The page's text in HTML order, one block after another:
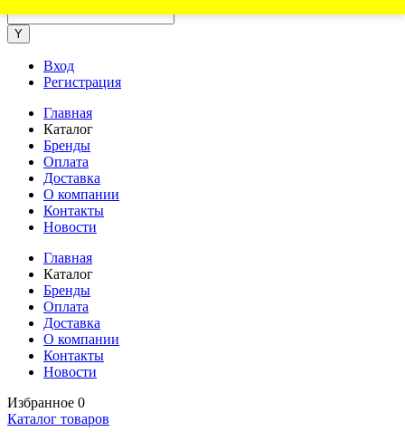
Вход
Регистрация
Главная
Каталог
Бренды
Оплата
Доставка
О компании
Контакты
Новости
Главная
Каталог
Бренды
Оплата
Доставка
О компании
Контакты
Новости
Избранное 0
Каталог товаров